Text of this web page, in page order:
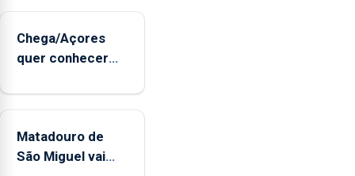
uma
harpa,
permitindo
reforçar
Chega/Açores
quer conhecer
controlar a dívida
Matadouro de
São Miguel vai